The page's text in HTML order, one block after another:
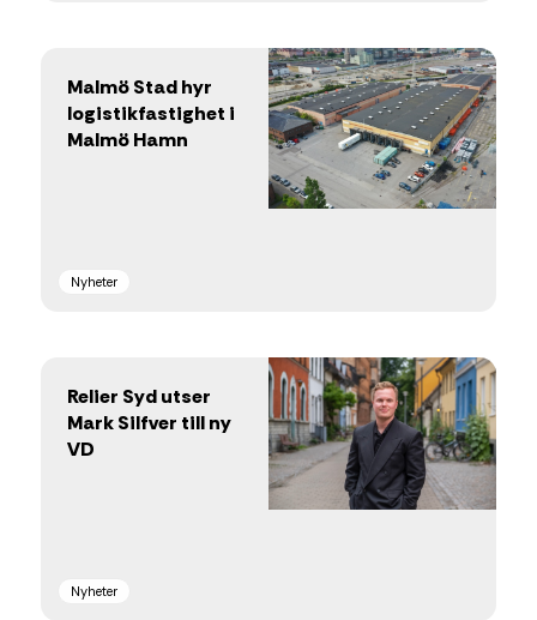
Malmö Stad hyr
logistikfastighet i
Malmö Hamn
Nyheter
Relier Syd utser
Mark Silfver till ny
VD
Nyheter